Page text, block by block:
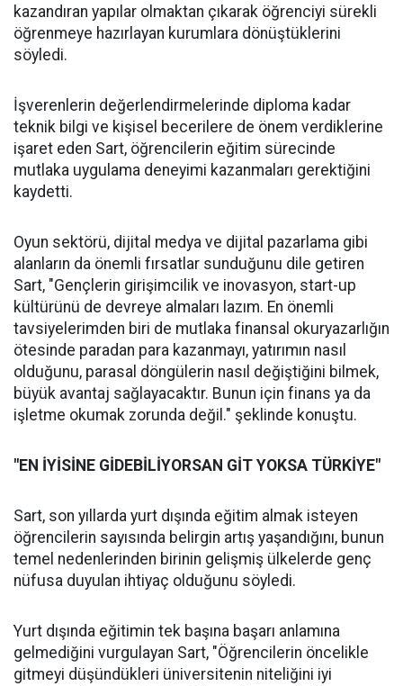
kazandıran yapılar olmaktan çıkarak öğrenciyi sürekli
öğrenmeye hazırlayan kurumlara dönüştüklerini
söyledi.
İşverenlerin değerlendirmelerinde diploma kadar
teknik bilgi ve kişisel becerilere de önem verdiklerine
işaret eden Sart, öğrencilerin eğitim sürecinde
mutlaka uygulama deneyimi kazanmaları gerektiğini
kaydetti.
Oyun sektörü, dijital medya ve dijital pazarlama gibi
alanların da önemli fırsatlar sunduğunu dile getiren
Sart, "Gençlerin girişimcilik ve inovasyon, start-up
kültürünü de devreye almaları lazım. En önemli
tavsiyelerimden biri de mutlaka finansal okuryazarlığın
ötesinde paradan para kazanmayı, yatırımın nasıl
olduğunu, parasal döngülerin nasıl değiştiğini bilmek,
büyük avantaj sağlayacaktır. Bunun için finans ya da
işletme okumak zorunda değil." şeklinde konuştu.
"EN İYİSİNE GİDEBİLİYORSAN GİT YOKSA TÜRKİYE"
Sart, son yıllarda yurt dışında eğitim almak isteyen
öğrencilerin sayısında belirgin artış yaşandığını, bunun
temel nedenlerinden birinin gelişmiş ülkelerde genç
nüfusa duyulan ihtiyaç olduğunu söyledi.
Yurt dışında eğitimin tek başına başarı anlamına
gelmediğini vurgulayan Sart, "Öğrencilerin öncelikle
gitmeyi düşündükleri üniversitenin niteliğini iyi